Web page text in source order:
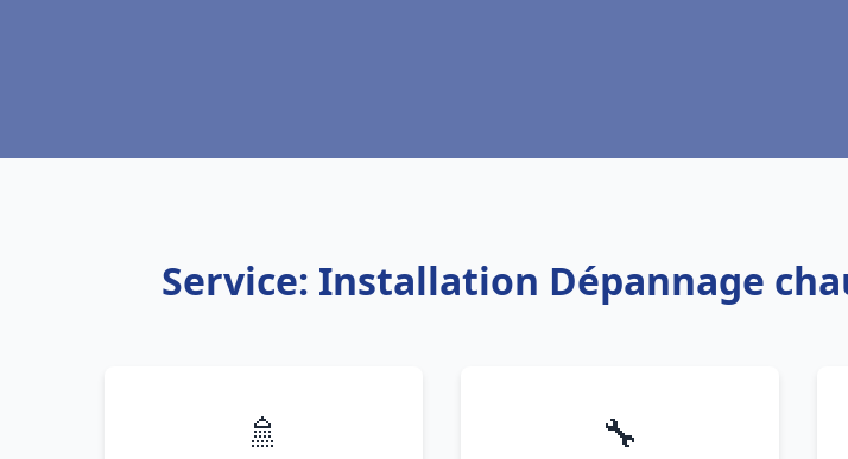
Service: Installation Dépannage
🚿 🔧